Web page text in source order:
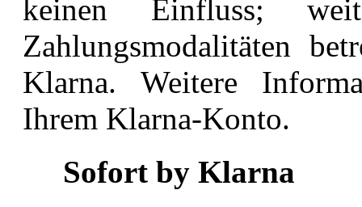
keinen Einfluss;
Zahlungsmodalitäten
Klarna. Weitere
Ihrem Klarna-Konto.
Sofort by Klarna